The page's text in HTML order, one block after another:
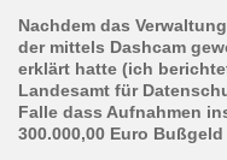
Nachdem das
der mittels Dashcam
erklärt hatte (ich
Landesamt für
Falle dass Aufnahmen
300.000,00 Euro